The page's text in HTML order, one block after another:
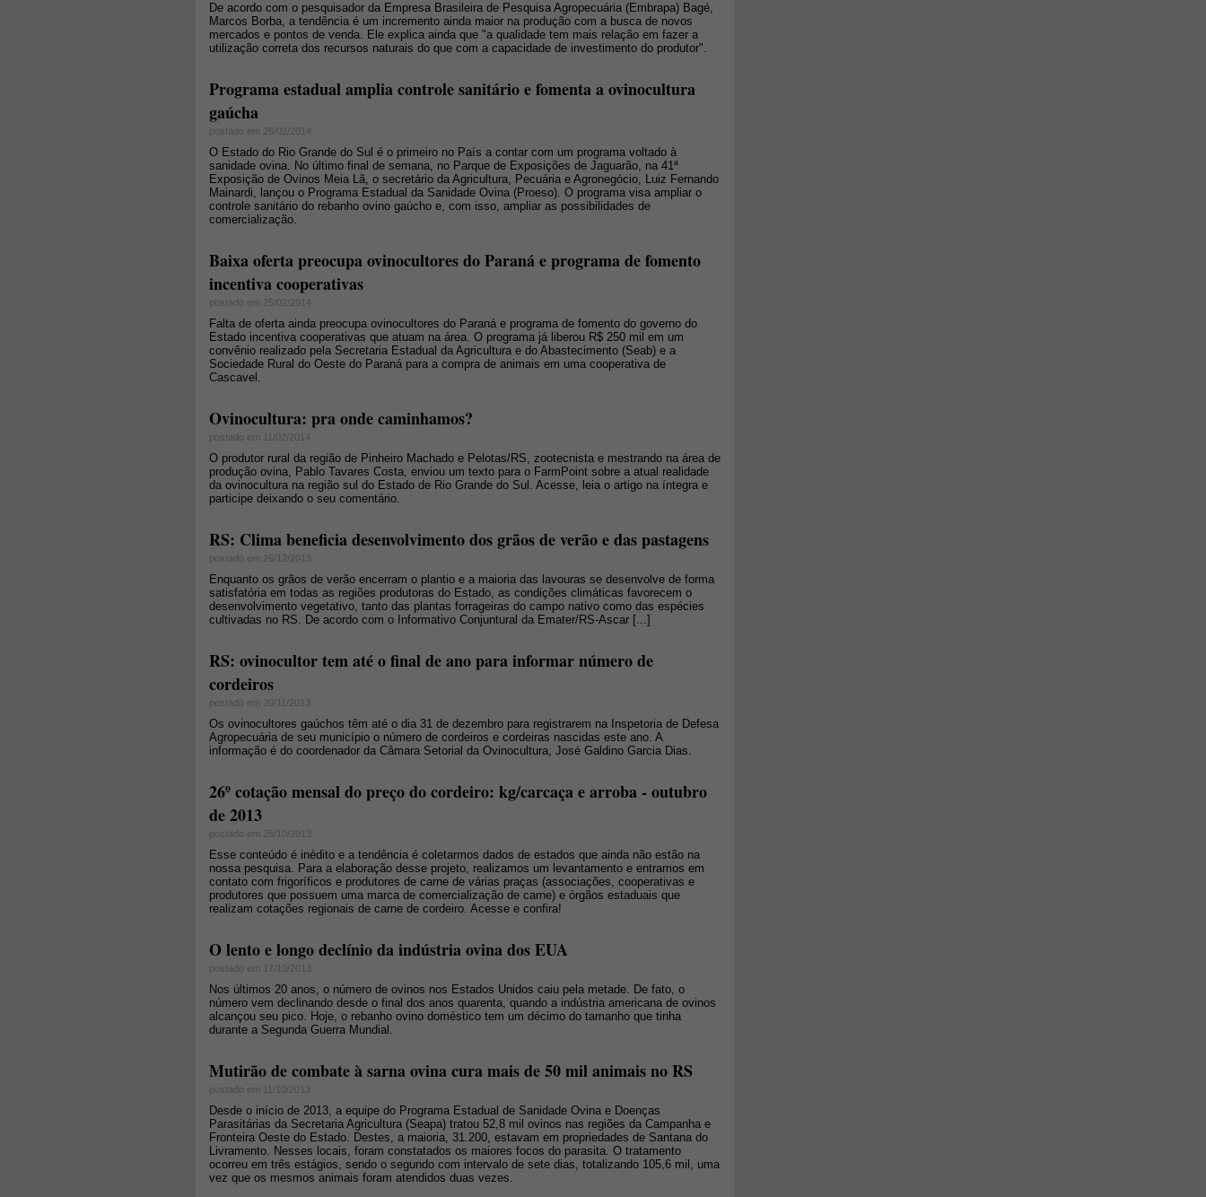
De acordo com o pesquisador da Empresa Brasileira de Pesquisa Agropecuária (Embrapa) Bagé,
Marcos Borba, a tendência é um incremento ainda maior na produção com a busca de novos
mercados e pontos de venda. Ele explica ainda que "a qualidade tem mais relação em fazer a
utilização correta dos recursos naturais do que com a capacidade de investimento do produtor".
Programa estadual amplia controle sanitário e fomenta a ovinocultura
gaúcha
postado em 26/02/2014
O Estado do Rio Grande do Sul é o primeiro no País a contar com um programa voltado à
sanidade ovina. No último final de semana, no Parque de Exposições de Jaguarão, na 41ª
Exposição de Ovinos Meia Lã, o secretário da Agricultura, Pecuária e Agronegócio, Luiz Fernando
Mainardi, lançou o Programa Estadual da Sanidade Ovina (Proeso). O programa visa ampliar o
controle sanitário do rebanho ovino gaúcho e, com isso, ampliar as possibilidades de
comercialização.
Baixa oferta preocupa ovinocultores do Paraná e programa de fomento
incentiva cooperativas
postado em 25/02/2014
Falta de oferta ainda preocupa ovinocultores do Paraná e programa de fomento do governo do
Estado incentiva cooperativas que atuam na área. O programa já liberou R$ 250 mil em um
convênio realizado pela Secretaria Estadual da Agricultura e do Abastecimento (Seab) e a
Sociedade Rural do Oeste do Paraná para a compra de animais em uma cooperativa de
Cascavel.
Ovinocultura: pra onde caminhamos?
postado em 11/02/2014
O produtor rural da região de Pinheiro Machado e Pelotas/RS, zootecnista e mestrando na área de
produção ovina, Pablo Tavares Costa, enviou um texto para o FarmPoint sobre a atual realidade
da ovinocultura na região sul do Estado de Rio Grande do Sul. Acesse, leia o artigo na íntegra e
participe deixando o seu comentário.
RS: Clima beneficia desenvolvimento dos grãos de verão e das pastagens
postado em 26/12/2013
Enquanto os grãos de verão encerram o plantio e a maioria das lavouras se desenvolve de forma
satisfatória em todas as regiões produtoras do Estado, as condições climáticas favorecem o
desenvolvimento vegetativo, tanto das plantas forrageiras do campo nativo como das espécies
cultivadas no RS. De acordo com o Informativo Conjuntural da Emater/RS-Ascar [...]
RS: ovinocultor tem até o final de ano para informar número de
cordeiros
postado em 20/11/2013
Os ovinocultores gaúchos têm até o dia 31 de dezembro para registrarem na Inspetoria de Defesa
Agropecuária de seu município o número de cordeiros e cordeiras nascidas este ano. A
informação é do coordenador da Câmara Setorial da Ovinocultura, José Galdino Garcia Dias.
26º cotação mensal do preço do cordeiro: kg/carcaça e arroba - outubro
de 2013
postado em 25/10/2013
Esse conteúdo é inédito e a tendência é coletarmos dados de estados que ainda não estão na
nossa pesquisa. Para a elaboração desse projeto, realizamos um levantamento e entramos em
contato com frigoríficos e produtores de carne de várias praças (associações, cooperativas e
produtores que possuem uma marca de comercialização de carne) e órgãos estaduais que
realizam cotações regionais de carne de cordeiro. Acesse e confira!
O lento e longo declínio da indústria ovina dos EUA
postado em 17/10/2013
Nos últimos 20 anos, o número de ovinos nos Estados Unidos caiu pela metade. De fato, o
número vem declinando desde o final dos anos quarenta, quando a indústria americana de ovinos
alcançou seu pico. Hoje, o rebanho ovino doméstico tem um décimo do tamanho que tinha
durante a Segunda Guerra Mundial.
Mutirão de combate à sarna ovina cura mais de 50 mil animais no RS
postado em 11/10/2013
Desde o início de 2013, a equipe do Programa Estadual de Sanidade Ovina e Doenças
Parasitárias da Secretaria Agricultura (Seapa) tratou 52,8 mil ovinos nas regiões da Campanha e
Fronteira Oeste do Estado. Destes, a maioria, 31.200, estavam em propriedades de Santana do
Livramento. Nesses locais, foram constatados os maiores focos do parasita. O tratamento
ocorreu em três estágios, sendo o segundo com intervalo de sete dias, totalizando 105,6 mil, uma
vez que os mesmos animais foram atendidos duas vezes.